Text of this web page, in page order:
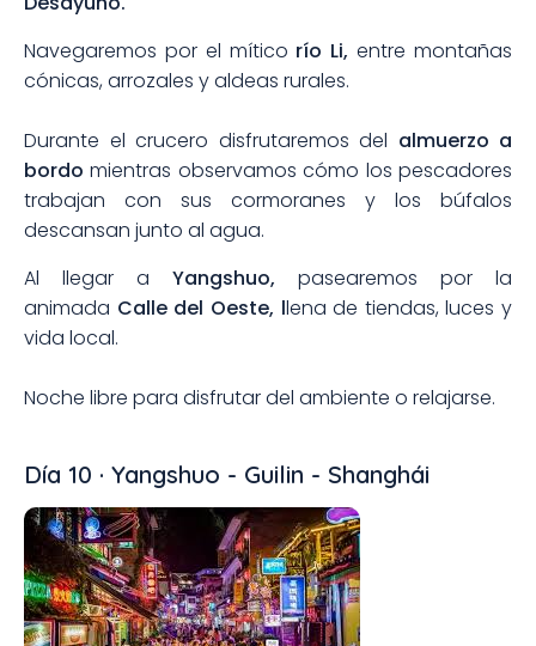
Navegaremos por el mítico río Li, entre montañas
cónicas, arrozales y aldeas rurales.
Durante el crucero disfrutaremos del almuerzo a
bordo mientras observamos cómo los pescadores
trabajan con sus cormoranes y los búfalos
descansan junto al agua.
Al llegar a Yangshuo, pasearemos por la
animada Calle del Oeste, llena de tiendas, luces y
vida local.
Noche libre para disfrutar del ambiente o relajarse.
Día 10 · Yangshuo - Guilin - Shanghái